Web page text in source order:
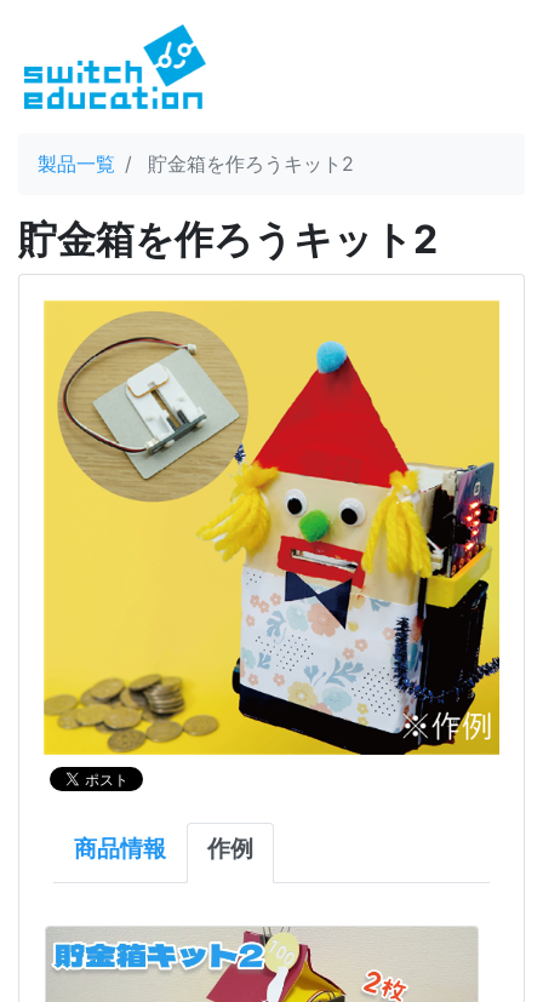
製品一覧 貯金箱を作ろうキット2
貯金箱を作ろうキット2
商品情報 作例